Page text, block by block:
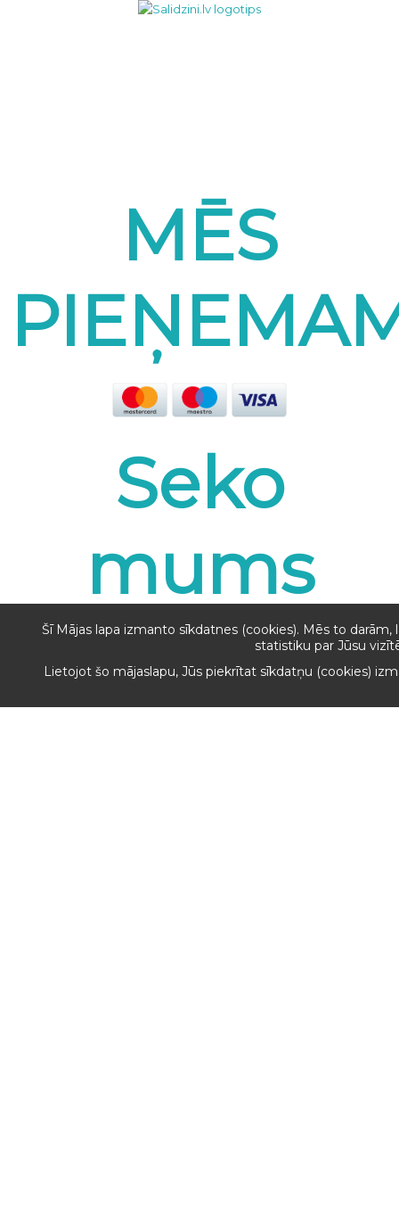
MĒS
Seko
mums
Šī Mājas lapa izmanto sīkdatnes (cookies). Mēs to
statistiku par Jūsu
Lietojot šo mājaslapu, Jūs piekrītat sīkdatņu (cookies)